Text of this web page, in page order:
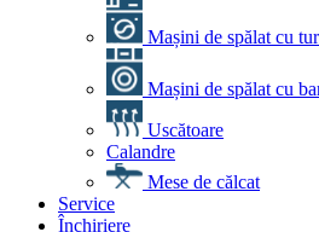
Mașini de spălat cu
Mașini de spălat cu
Uscătoare
Calandre
Mese de călcat
Service
Închiriere